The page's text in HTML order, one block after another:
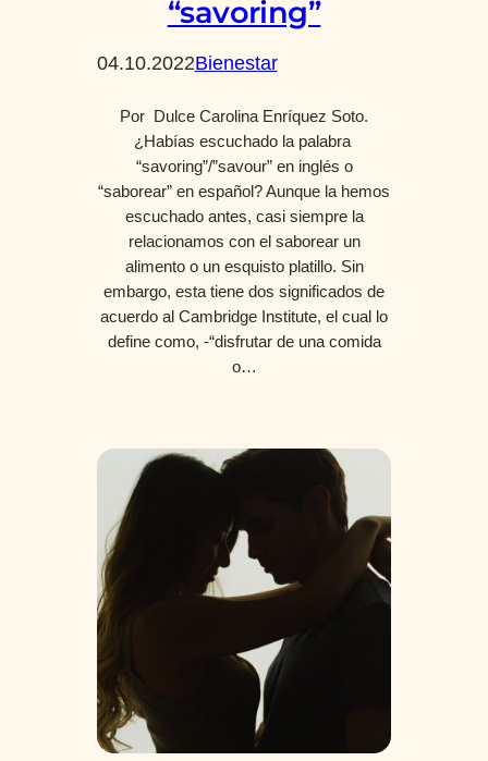
“savoring”
04.10.2022Bienestar
Por Dulce Carolina Enríquez Soto.
¿Habías escuchado la palabra
“savoring”/”savour” en inglés o
“saborear” en español? Aunque la hemos
escuchado antes, casi siempre la
relacionamos con el saborear un
alimento o un esquisto platillo. Sin
embargo, esta tiene dos significados de
acuerdo al Cambridge Institute, el cual lo
define como, -“disfrutar de una comida
o…